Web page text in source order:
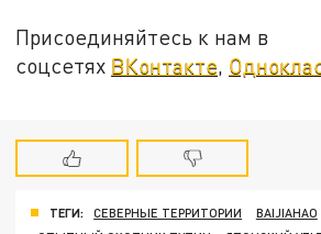
Присоединяйтесь к нам в
соцсетях ВКонтакте,
ТЕГИ: СЕВЕРНЫЕ ТЕРРИТОРИИ
BAIJIAHAO